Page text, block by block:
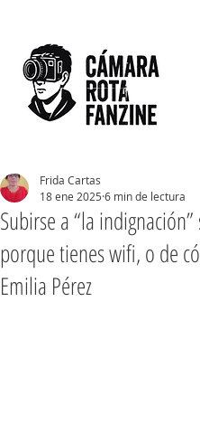
Subirse a “la
porque tienes wifi, o de
Emilia Pérez
Frida Cartas
18 ene 2025 6 min de lectura